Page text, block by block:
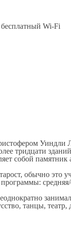
бесплатный Wi-Fi
Уиндли
тридцати
собой памятник
обычно это
танцы,